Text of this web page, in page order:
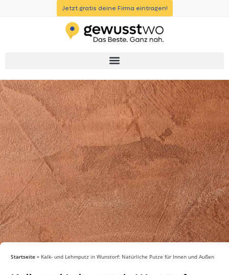
Jetzt gratis deine Firma eintragen!
Startseite » Kalk- und Lehmputz in Wunstorf: Natürliche Putze für Innen und Außen